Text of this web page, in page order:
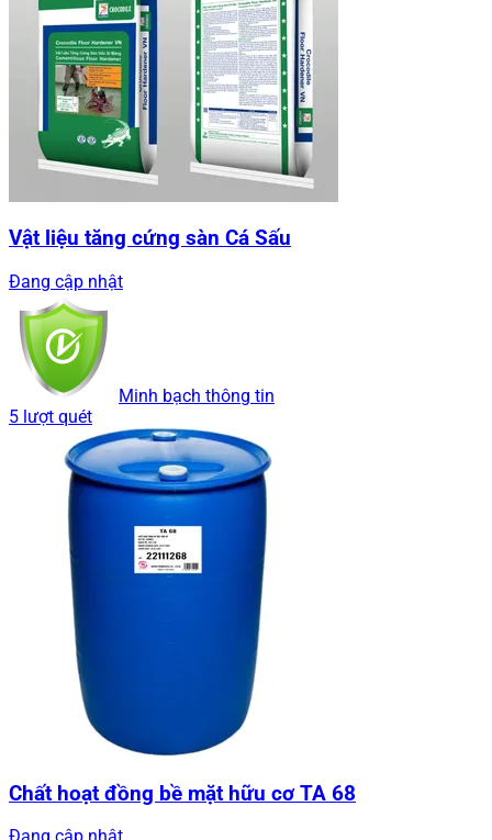
Vật liệu tăng cứng sàn Cá Sấu
Đang cập nhật
Minh bạch thông tin
5 lượt quét
Chất hoạt đồng bề mặt hữu cơ TA 68